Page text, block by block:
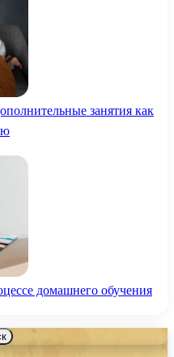
занятия как
домашнего обучения